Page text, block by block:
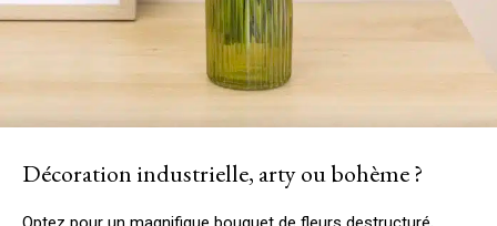
Décoration industrielle, arty ou bohème ?